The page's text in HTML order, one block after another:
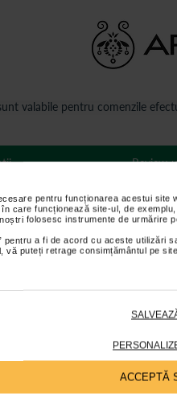
pentru funcționarea acestui
care funcționează site-ul, de
folosesc instrumente de urmărire
pentru a fi de acord cu aceste utilizări
puteți retrage consimțământul pe
ACCEPTĂ
valabile pentru comenzile
fibrei parului, cu acid
de rozmarin, salvie si
de factorii de stres externi
de moale si suplu;
organic grecesc;
Review-